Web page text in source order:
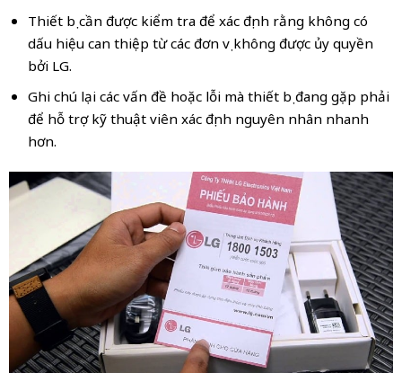
Thiết bị cần được kiểm tra để xác định rằng không có
dấu hiệu can thiệp từ các đơn vị không được ủy quyền
bởi LG.
Ghi chú lại các vấn đề hoặc lỗi mà thiết bị đang gặp phải
để hỗ trợ kỹ thuật viên xác định nguyên nhân nhanh
hơn.